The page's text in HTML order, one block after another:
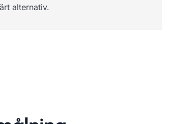
alternativ.